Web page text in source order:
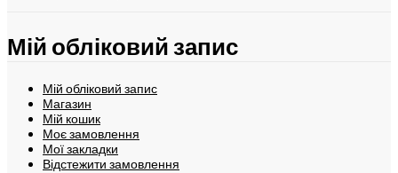
Мій обліковий запис
Мій обліковий запис
Магазин
Мій кошик
Моє замовлення
Мої закладки
Відстежити замовлення